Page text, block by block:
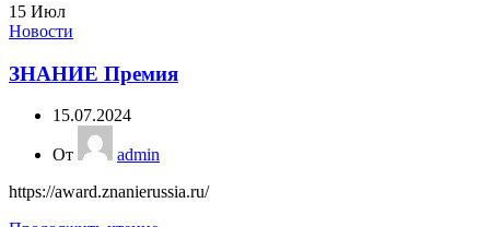
15 Июл
Новости
ЗНАНИЕ Премия
15.07.2024
От
admin
https://award.znanierussia.ru/